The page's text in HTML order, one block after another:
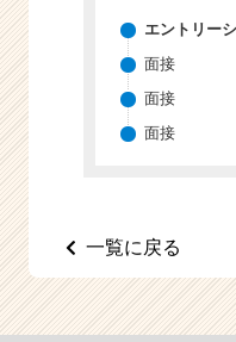
エントリー
面接
面接
面接
一覧に戻る